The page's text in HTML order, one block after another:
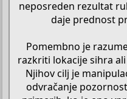
neposreden rezultat
daje prednost
Pomembno je
razkriti lokacije sihra
Njihov cilj je
odvračanje